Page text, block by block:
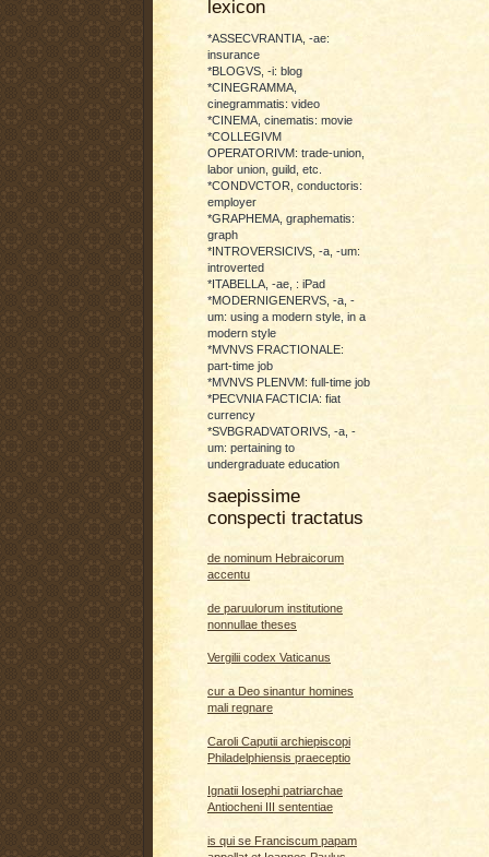
lexicon
*ASSECVRANTIA, -ae:
insurance
*BLOGVS, -i: blog
*CINEGRAMMA,
cinegrammatis: video
*CINEMA, cinematis: movie
*COLLEGIVM
OPERATORIVM: trade-union,
labor union, guild, etc.
*CONDVCTOR, conductoris:
employer
*GRAPHEMA, graphematis:
graph
*INTROVERSICIVS, -a, -um:
introverted
*ITABELLA, -ae, : iPad
*MODERNIGENERVS, -a, -
um: using a modern style, in a
modern style
*MVNVS FRACTIONALE:
part-time job
*MVNVS PLENVM: full-time job
*PECVNIA FACTICIA: fiat
currency
*SVBGRADVATORIVS, -a, -
um: pertaining to
undergraduate education
saepissime
conspecti tractatus
de nominum Hebraicorum
accentu
de paruulorum institutione
nonnullae theses
Vergilii codex Vaticanus
cur a Deo sinantur homines
mali regnare
Caroli Caputii archiepiscopi
Philadelphiensis praeceptio
Ignatii Iosephi patriarchae
Antiocheni III sententiae
is qui se Franciscum papam